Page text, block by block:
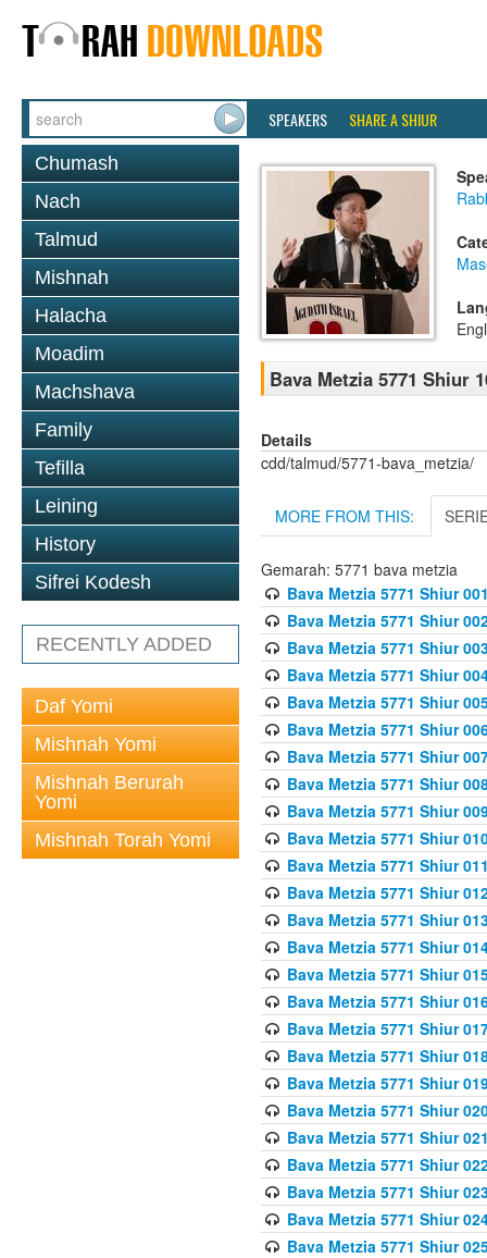
SPEAKERS SHARE A SHIUR
Chumash
Nach
Talmud
Mishnah
Halacha
Moadim
Machshava
Family
Tefilla
Leining
History
Sifrei Kodesh
RECENTLY ADDED
Daf Yomi
Mishnah Yomi
Mishnah Berurah
Yomi
Mishnah Torah Yomi
Bava Metzia 5771 Shiur
Details
cdd/talmud/5771-bava_metzia/
MORE FROM THIS:
Gemarah: 5771 bava metzia
Bava Metzia 5771 Shiur
Bava Metzia 5771 Shiur
Bava Metzia 5771 Shiur
Bava Metzia 5771 Shiur
Bava Metzia 5771 Shiur
Bava Metzia 5771 Shiur
Bava Metzia 5771 Shiur
Bava Metzia 5771 Shiur
Bava Metzia 5771 Shiur
Bava Metzia 5771 Shiur
Bava Metzia 5771 Shiur
Bava Metzia 5771 Shiur
Bava Metzia 5771 Shiur
Bava Metzia 5771 Shiur
Bava Metzia 5771 Shiur
Bava Metzia 5771 Shiur
Bava Metzia 5771 Shiur
Bava Metzia 5771 Shiur
Bava Metzia 5771 Shiur
Bava Metzia 5771 Shiur
Bava Metzia 5771 Shiur
Bava Metzia 5771 Shiur
Bava Metzia 5771 Shiur
Bava Metzia 5771 Shiur
Bava Metzia 5771 Shiur